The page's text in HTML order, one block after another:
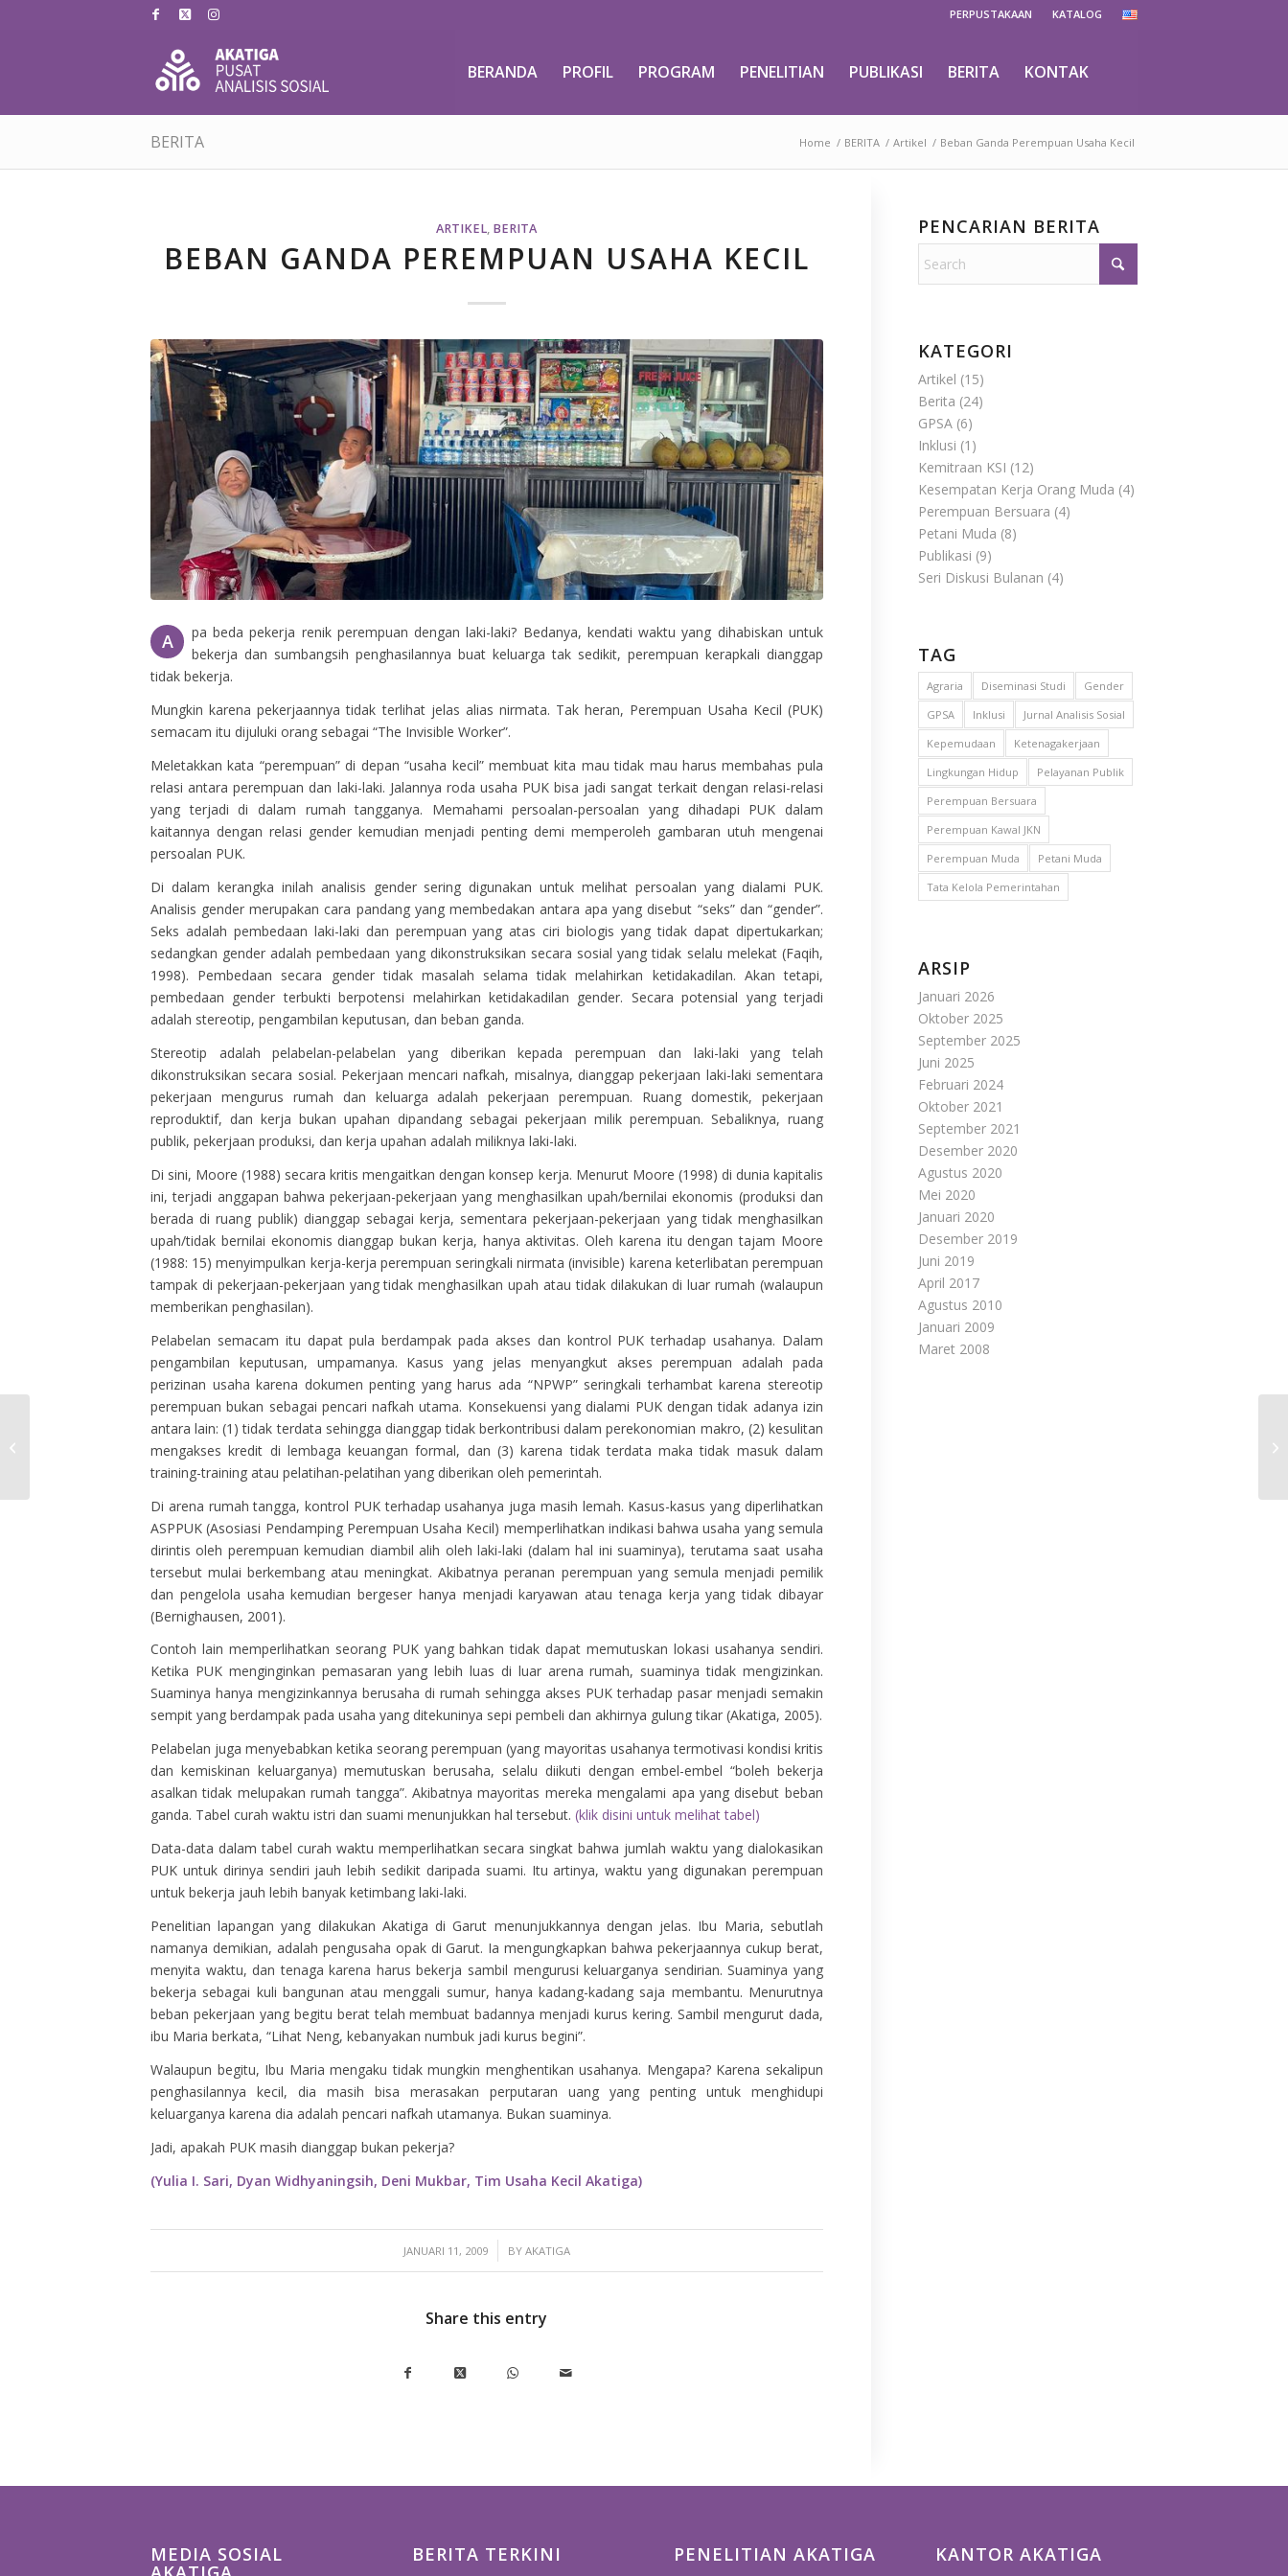
PERPUSTAKAAN KATALOG
BERANDA PROFIL PROGRAM PENELITIAN PUBLIKASI BERITA KONTAK
BERITA Home / BERITA / Artikel / Beban Ganda Perempuan Usaha Kecil
ARTIKEL, BERITA
BEBAN GANDA PEREMPUAN USAHA KECIL
A
pa beda pekerja renik perempuan dengan laki-laki? Bedanya, kendati waktu yang dihabiskan untuk
bekerja dan sumbangsih penghasilannya buat keluarga tak sedikit, perempuan kerapkali dianggap
tidak bekerja.
Mungkin karena pekerjaannya tidak terlihat jelas alias nirmata. Tak heran, Perempuan Usaha Kecil (PUK)
semacam itu dijuluki orang sebagai “The Invisible Worker”.
Meletakkan kata “perempuan” di depan “usaha kecil” membuat kita mau tidak mau harus membahas pula
relasi antara perempuan dan laki-laki. Jalannya roda usaha PUK bisa jadi sangat terkait dengan relasi-relasi
yang terjadi di dalam rumah tangganya. Memahami persoalan-persoalan yang dihadapi PUK dalam
kaitannya dengan relasi gender kemudian menjadi penting demi memperoleh gambaran utuh mengenai
persoalan PUK.
Di dalam kerangka inilah analisis gender sering digunakan untuk melihat persoalan yang dialami PUK.
Analisis gender merupakan cara pandang yang membedakan antara apa yang disebut “seks” dan “gender”.
Seks adalah pembedaan laki-laki dan perempuan yang atas ciri biologis yang tidak dapat dipertukarkan;
sedangkan gender adalah pembedaan yang dikonstruksikan secara sosial yang tidak selalu melekat (Faqih,
1998). Pembedaan secara gender tidak masalah selama tidak melahirkan ketidakadilan. Akan tetapi,
pembedaan gender terbukti berpotensi melahirkan ketidakadilan gender. Secara potensial yang terjadi
adalah stereotip, pengambilan keputusan, dan beban ganda.
Stereotip adalah pelabelan-pelabelan yang diberikan kepada perempuan dan laki-laki yang telah
dikonstruksikan secara sosial. Pekerjaan mencari nafkah, misalnya, dianggap pekerjaan laki-laki sementara
pekerjaan mengurus rumah dan keluarga adalah pekerjaan perempuan. Ruang domestik, pekerjaan
reproduktif, dan kerja bukan upahan dipandang sebagai pekerjaan milik perempuan. Sebaliknya, ruang
publik, pekerjaan produksi, dan kerja upahan adalah miliknya laki-laki.
Di sini, Moore (1988) secara kritis mengaitkan dengan konsep kerja. Menurut Moore (1998) di dunia kapitalis
ini, terjadi anggapan bahwa pekerjaan-pekerjaan yang menghasilkan upah/bernilai ekonomis (produksi dan
berada di ruang publik) dianggap sebagai kerja, sementara pekerjaan-pekerjaan yang tidak menghasilkan
upah/tidak bernilai ekonomis dianggap bukan kerja, hanya aktivitas. Oleh karena itu dengan tajam Moore
(1988: 15) menyimpulkan kerja-kerja perempuan seringkali nirmata (invisible) karena keterlibatan perempuan
tampak di pekerjaan-pekerjaan yang tidak menghasilkan upah atau tidak dilakukan di luar rumah (walaupun
memberikan penghasilan).
Pelabelan semacam itu dapat pula berdampak pada akses dan kontrol PUK terhadap usahanya. Dalam
pengambilan keputusan, umpamanya. Kasus yang jelas menyangkut akses perempuan adalah pada
perizinan usaha karena dokumen penting yang harus ada “NPWP” seringkali terhambat karena stereotip
perempuan bukan sebagai pencari nafkah utama. Konsekuensi yang dialami PUK dengan tidak adanya izin
antara lain: (1) tidak terdata sehingga dianggap tidak berkontribusi dalam perekonomian makro, (2) kesulitan
mengakses kredit di lembaga keuangan formal, dan (3) karena tidak terdata maka tidak masuk dalam
training-training atau pelatihan-pelatihan yang diberikan oleh pemerintah.
Di arena rumah tangga, kontrol PUK terhadap usahanya juga masih lemah. Kasus-kasus yang diperlihatkan
ASPPUK (Asosiasi Pendamping Perempuan Usaha Kecil) memperlihatkan indikasi bahwa usaha yang semula
dirintis oleh perempuan kemudian diambil alih oleh laki-laki (dalam hal ini suaminya), terutama saat usaha
tersebut mulai berkembang atau meningkat. Akibatnya peranan perempuan yang semula menjadi pemilik
dan pengelola usaha kemudian bergeser hanya menjadi karyawan atau tenaga kerja yang tidak dibayar
(Bernighausen, 2001).
Contoh lain memperlihatkan seorang PUK yang bahkan tidak dapat memutuskan lokasi usahanya sendiri.
Ketika PUK menginginkan pemasaran yang lebih luas di luar arena rumah, suaminya tidak mengizinkan.
Suaminya hanya mengizinkannya berusaha di rumah sehingga akses PUK terhadap pasar menjadi semakin
sempit yang berdampak pada usaha yang ditekuninya sepi pembeli dan akhirnya gulung tikar (Akatiga, 2005).
Pelabelan juga menyebabkan ketika seorang perempuan (yang mayoritas usahanya termotivasi kondisi kritis
dan kemiskinan keluarganya) memutuskan berusaha, selalu diikuti dengan embel-embel “boleh bekerja
asalkan tidak melupakan rumah tangga”. Akibatnya mayoritas mereka mengalami apa yang disebut beban
ganda. Tabel curah waktu istri dan suami menunjukkan hal tersebut. (klik disini untuk melihat tabel)
Data-data dalam tabel curah waktu memperlihatkan secara singkat bahwa jumlah waktu yang dialokasikan
PUK untuk dirinya sendiri jauh lebih sedikit daripada suami. Itu artinya, waktu yang digunakan perempuan
untuk bekerja jauh lebih banyak ketimbang laki-laki.
Penelitian lapangan yang dilakukan Akatiga di Garut menunjukkannya dengan jelas. Ibu Maria, sebutlah
namanya demikian, adalah pengusaha opak di Garut. Ia mengungkapkan bahwa pekerjaannya cukup berat,
menyita waktu, dan tenaga karena harus bekerja sambil mengurusi keluarganya sendirian. Suaminya yang
bekerja sebagai kuli bangunan atau menggali sumur, hanya kadang-kadang saja membantu. Menurutnya
beban pekerjaan yang begitu berat telah membuat badannya menjadi kurus kering. Sambil mengurut dada,
ibu Maria berkata, “Lihat Neng, kebanyakan numbuk jadi kurus begini”.
Walaupun begitu, Ibu Maria mengaku tidak mungkin menghentikan usahanya. Mengapa? Karena sekalipun
penghasilannya kecil, dia masih bisa merasakan perputaran uang yang penting untuk menghidupi
keluarganya karena dia adalah pencari nafkah utamanya. Bukan suaminya.
Jadi, apakah PUK masih dianggap bukan pekerja?
(Yulia I. Sari, Dyan Widhyaningsih, Deni Mukbar, Tim Usaha Kecil Akatiga)
JANUARI 11, 2009
/ BY AKATIGA
Share this entry
PENCARIAN BERITA
KATEGORI
Artikel (15)
Berita (24)
GPSA(6)
Inklusi (1)
Kemitraan KSI (12)
Kesempatan Kerja Orang Muda (4)
Perempuan Bersuara (4)
Petani Muda (8)
Publikasi (9)
Seri Diskusi Bulanan (4)
TAG
Agraria Diseminasi Studi
Gender
GPSA
Inklusi
Jurnal Analisis Sosial
Kepemudaan
Ketenagakerjaan
Lingkungan Hidup
Pelayanan Publik
Perempuan Bersuara
Perempuan Kawal JKN
Perempuan Muda
Petani Muda
Tata Kelola Pemerintahan
ARSIP
Januari 2026
Oktober 2025
September 2025
Juni 2025
Februari 2024
Oktober 2021
September 2021
Desember 2020
Agustus 2020
Mei 2020
Januari 2020
Desember 2019
Juni 2019
April 2017
Agustus 2010
Januari 2009
Maret 2008
MEDIA SOSIAL BERITA TERKINI PENELITIAN AKATIGA KANTOR AKATIGA
Saatnya Pemerintah Buat
Kebijakan Melindungi